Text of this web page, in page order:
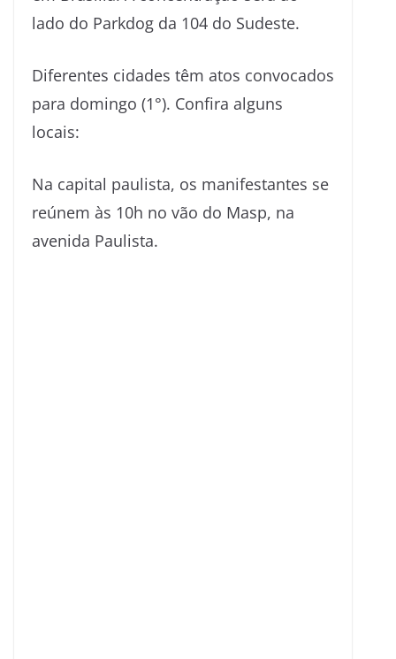
lado do Parkdog da 104 do Sudeste.
Diferentes cidades têm atos convocados
para domingo (1°). Confira alguns
locais:
Na capital paulista, os manifestantes se
reúnem às 10h no vão do Masp, na
avenida Paulista.